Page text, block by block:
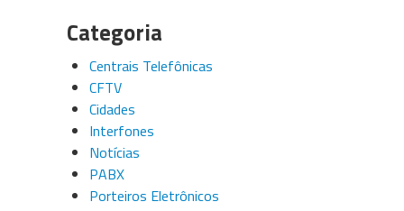
Categoria
Centrais Telefônicas
CFTV
Cidades
Interfones
Notícias
PABX
Porteiros Eletrônicos